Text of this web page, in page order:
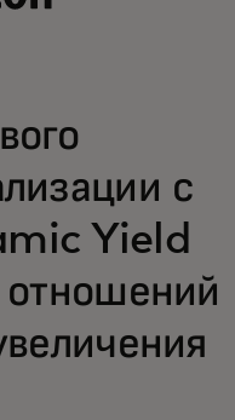
с
Yield
отношений